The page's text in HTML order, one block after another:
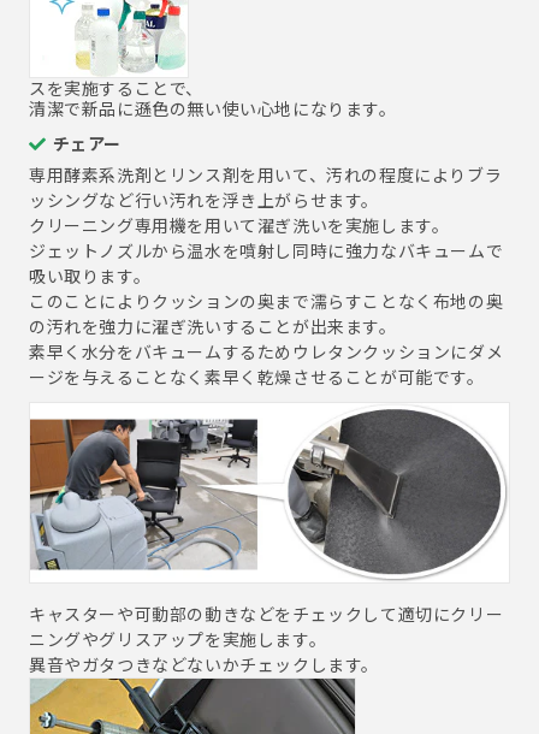
スを実施することで、
清潔で新品に遜色の無い使い心地になります。
チェアー
専用酵素系洗剤とリンス剤を用いて、汚れの程度によりブラ
ッシングなど行い汚れを浮き上がらせます。
クリーニング専用機を用いて濯ぎ洗いを実施します。
ジェットノズルから温水を噴射し同時に強力なバキュームで
吸い取ります。
このことによりクッションの奥まで濡らすことなく布地の奥
の汚れを強力に濯ぎ洗いすることが出来ます。
素早く水分をバキュームするためウレタンクッションにダメ
ージを与えることなく素早く乾燥させることが可能です。
キャスターや可動部の動きなどをチェックして適切にクリー
ニングやグリスアップを実施します。
異音やガタつきなどないかチェックします。